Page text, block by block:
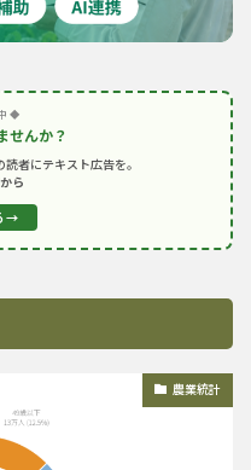
◆
せんか？
者にテキスト広告を。
ら
→
農業統計